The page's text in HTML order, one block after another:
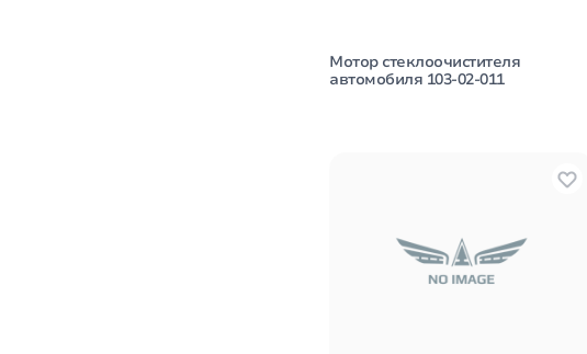
Мотор стеклоочистителя
автомобиля 103-02-011